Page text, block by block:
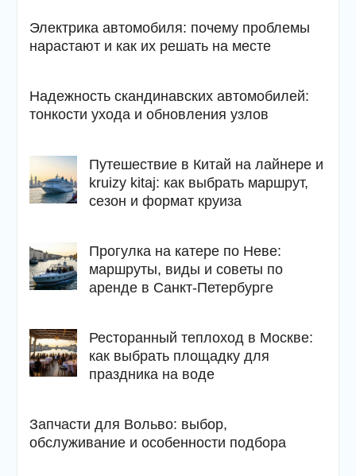
Электрика автомобиля: почему проблемы
нарастают и как их решать на месте
Надежность скандинавских автомобилей:
тонкости ухода и обновления узлов
Путешествие в Китай на лайнере и
kruizy kitaj: как выбрать маршрут,
сезон и формат круиза
Прогулка на катере по Неве:
маршруты, виды и советы по
аренде в Санкт-Петербурге
Ресторанный теплоход в Москве:
как выбрать площадку для
праздника на воде
Запчасти для Вольво: выбор,
обслуживание и особенности подбора